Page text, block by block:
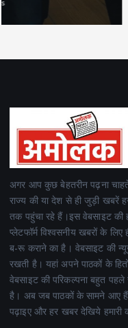
अगर आप कुछ बेहतरीन पढ़ना
राज्य की या देश से ही जुड़ी खबरें
तक पहुंचा रहे हैं।इस वेबसाइट की
प्लेटफॉर्म विश्वसनीय खबरों के
ब-रू कराने का है। वेबसाइट की
रखती है। यहां अपने पाठकों के
वेबसाइट की परिकल्पना बहुत
है। अब जब पाठकों के सामने आए हैं
पढ़ाइए और हर खबर देखिये